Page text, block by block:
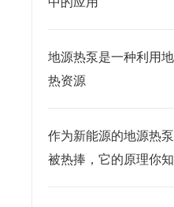
地源热泵是一种利用
热资源
作为新能源的地源热
被热捧，它的原理你